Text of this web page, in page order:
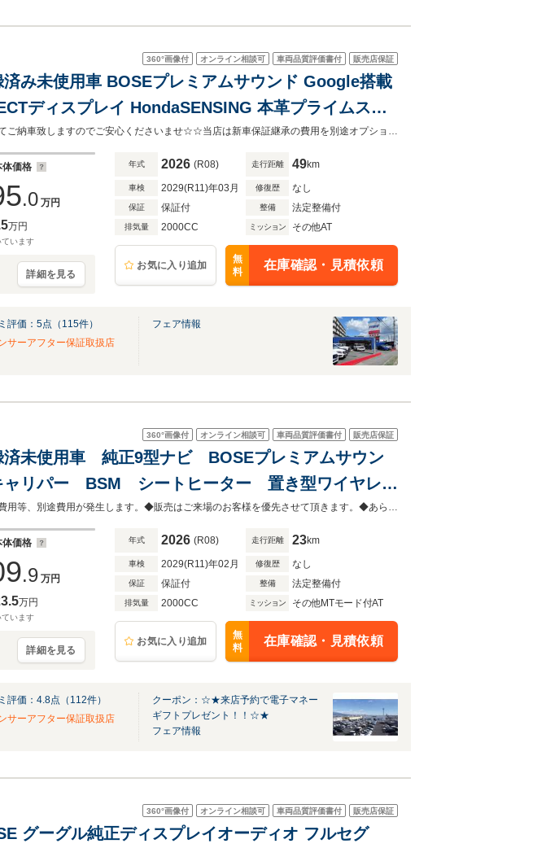
360°画像付 オンライン相談可 車両品質評価書付 販売店保証
み未使用車 BOSEプレミアムサウンド Google搭載
ディスプレイ HondaSENSING 本革プライムスム
LEDヘッドライト 純正19インチノイズリデューシン
ー
☆当店はホンダの新車保証を継承してご納車致しますのでご安心くださいませ☆☆当店は新車保証継承の費用を別途オプションで頂戴することはありません！安心してご検討くださいませ！☆
体価格
.0 万円
万円
います
詳細を見る
年式 2026 (R08) 走行距離 49km
車検 2029(R11)年03月 修復歴 なし
保証 保証付 整備 法定整備付
排気量 2000CC ミッション その他AT
お気に入り追加
無
料
在庫確認・見積依頼
評価： 5点（ 115件）
サーアフター保証取扱店
フェア情報
360°画像付 オンライン相談可 車両品質評価書付 販売店保証
済未使用車 純正9型ナビ BOSEプレミアムサウン
ャリパー BSM シートヒーター 置き型ワイヤレス
LEDヘッドライト ETC2.0 パドルシフト 禁煙 ◆当店以外で購入される場合は陸送費用等、別途費用が発生します。◆販売はご来場のお客様を優先させて頂きます。◆あらかじめご確認下さい※販売は一般のお客様に限ります。
体価格
.9 万円
万円
います
詳細を見る
年式 2026 (R08) 走行距離 23km
車検 2029(R11)年02月 修復歴 なし
保証 保証付 整備 法定整備付
排気量 2000CC ミッション その他MTモード付AT
お気に入り追加
無
料
在庫確認・見積依頼
評価： 4.8点（ 112件）
サーアフター保証取扱店
クーポン：☆★来店予約で電子マネー
ギフトプレゼント！！☆★
フェア情報
360°画像付 オンライン相談可 車両品質評価書付 販売店保証
グーグル純正ディスプレイオーディオ フルセグ